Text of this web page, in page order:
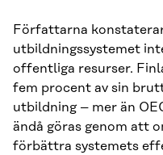
Författarna
utbildningssystemet
offentliga resurser.
fem procent av sin
utbildning – mer än
ändå göras genom att
förbättra systemets